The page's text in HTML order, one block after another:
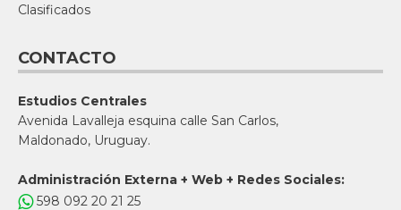
Clasificados
CONTACTO
Estudios Centrales
Avenida Lavalleja esquina calle San Carlos,
Maldonado, Uruguay.
Administración Externa + Web + Redes Sociales:
598 092 20 21 25